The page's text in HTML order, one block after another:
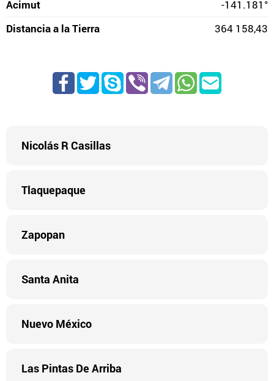
Acimut
-141.181°
Distancia a la Tierra
364 158,43
Nicolás R Casillas
Tlaquepaque
Zapopan
Santa Anita
Nuevo México
Las Pintas De Arriba